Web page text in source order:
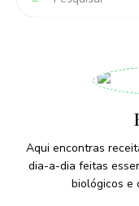
Aqui encontras
dia-a-dia feitas
biológicos e